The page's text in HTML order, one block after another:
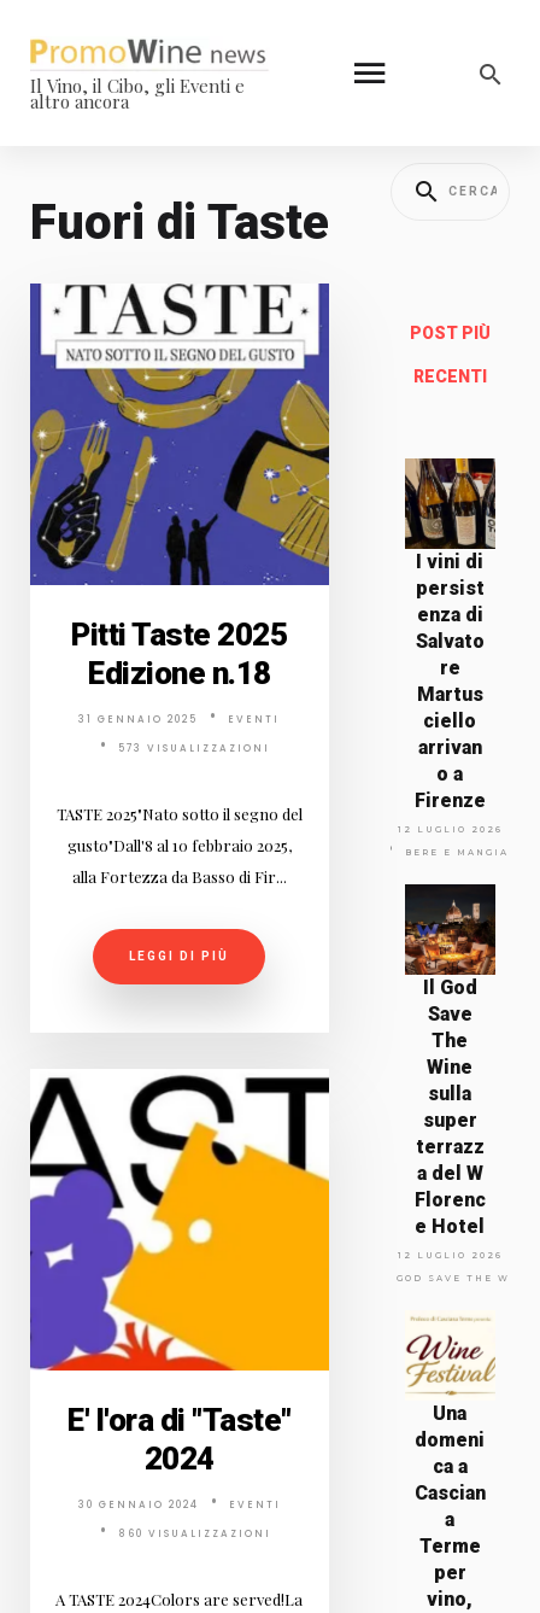
Il Vino, il Cibo, gli Eventi e
altro ancora
Fuori di Taste
Pitti Taste 2025
Edizione n.18
31 GENNAIO 2025 EVENTI
573 VISUALIZZAZIONI
TASTE 2025"Nato sotto il segno del
gusto"Dall'8 al 10 febbraio 2025,
alla Fortezza da Basso di Fir...
LEGGI DI PIÙ
E' l'ora di "Taste"
2024
30 GENNAIO 2024 EVENTI
860 VISUALIZZAZIONI
A TASTE 2024Colors are served!La
POST PIÙ
RECENTI
I vini di
persist
enza di
Salvato
re
Martus
ciello
arrivan
o a
Firenze
12 LUGLIO 2026
BERE E MANGIARE
Il God
Save
The
Wine
sulla
super
terrazz
a del W
Florenc
e Hotel
12 LUGLIO 2026
GOD SAVE THE WINE
Una
domeni
ca a
Cascian
a
Terme
per
vino,